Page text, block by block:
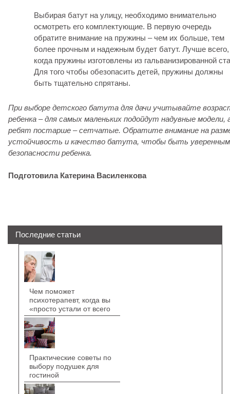
Выбирая батут на улицу, необходимо внимательно
осмотреть его комплектующие. В первую очередь
обратите внимание на пружины – чем их больше, тем
более прочным и надежным будет батут. Лучше всего,
когда пружины изготовлены из гальванизированной
Для того чтобы обезопасить детей, пружины должны
быть тщательно спрятаны.
При выборе детского батута для дачи учитывайте
ребенка – для самых маленьких подойдут надувные модели,
ребят постарше – сетчатые. Обратите внимание на
устойчивость и качество батута, чтобы быть
безопасности ребенка.
Подготовила Катерина Василенкова
Последние статьи
Чем поможет
психотерапевт, когда вы
«просто устали от всего
Практические советы по
выбору подушек для
гостиной